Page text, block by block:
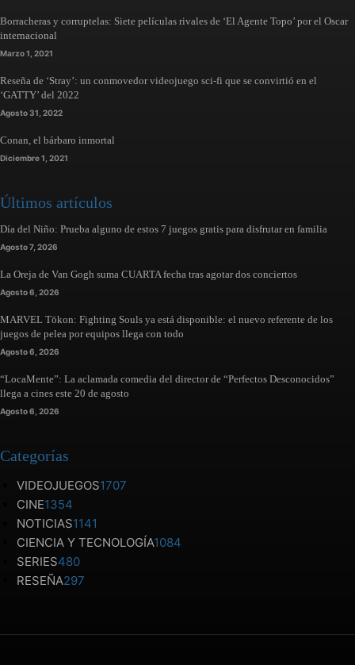
Borracheras y corruptelas: Siete películas rivales de ‘El Agente Topo’ por el Oscar
internacional
Marzo 1, 2021
Reseña de ‘Stray’: un conmovedor videojuego sci-fi que se convirtió en el
‘GATTY’ del 2022
Agosto 31, 2022
Conan, el bárbaro inmortal
Diciembre 1, 2021
Últimos artículos
Día del Niño: Prueba alguno de estos 7 juegos gratis para disfrutar en familia
Agosto 7, 2026
La Oreja de Van Gogh suma CUARTA fecha tras agotar dos conciertos
Agosto 6, 2026
MARVEL Tōkon: Fighting Souls ya está disponible: el nuevo referente de los
juegos de pelea por equipos llega con todo
Agosto 6, 2026
“LocaMente”: La aclamada comedia del director de “Perfectos Desconocidos”
llega a cines este 20 de agosto
Agosto 6, 2026
Categorías
VIDEOJUEGOS1707
CINE1354
NOTICIAS1141
CIENCIA Y TECNOLOGÍA1084
SERIES480
RESEÑA297